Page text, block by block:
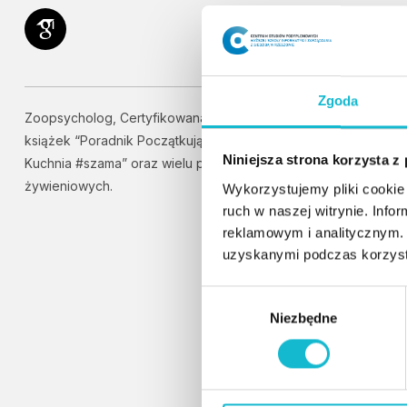
Zgoda
Niniejsza strona korzysta z
Wykorzystujemy pliki
ruch w naszej witrynie.
reklamowym i
uzyskanymi podczas
Niezbędne
Zoopsycholog, Certyfikowana Behawiorystka Papug. Autorka
książek “Poradnik Początkującego Papuziarza”, “Papuzia
Kuchnia #szama” oraz wielu poradników behawioralnych i
żywieniowych.